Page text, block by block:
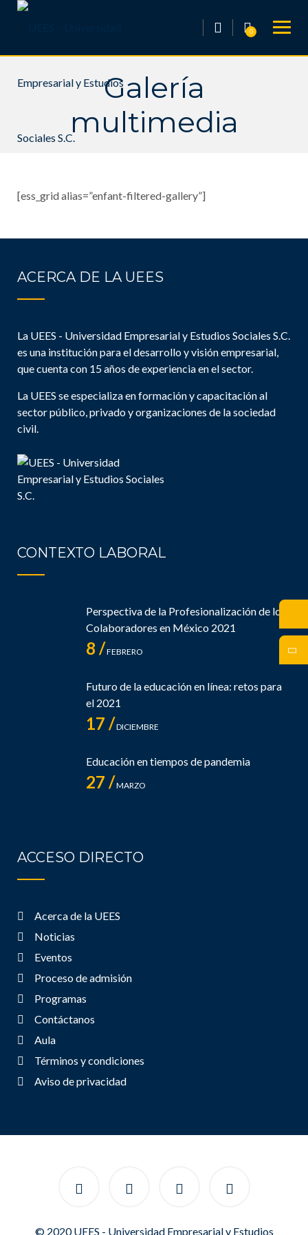
Skip
0
Galería
multimedia
[ess_grid alias=”enfant-filtered-gallery”]
ACERCA DE LA UEES
La UEES - Universidad Empresarial y Estudios Sociales S.C.
es una institución para el desarrollo y visión empresarial,
que cuenta con 15 años de experiencia en el sector.
La UEES se especializa en formación y capacitación al
sector público, privado y organizaciones de la sociedad
civil.
CONTEXTO LABORAL
Perspectiva de la Profesionalización de los
Colaboradores en México 2021
8 /FEBRERO
Futuro de la educación en línea: retos para
el 2021
17 /DICIEMBRE
Educación en tiempos de pandemia
27 /MARZO
ACCESO DIRECTO
Acerca de la UEES
Noticias
Eventos
Proceso de admisión
Programas
Contáctanos
Aula
Términos y condiciones
Aviso de privacidad
© 2020 UEES - Universidad Empresarial y Estudios